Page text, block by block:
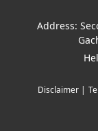
Address:
Disclaimer |